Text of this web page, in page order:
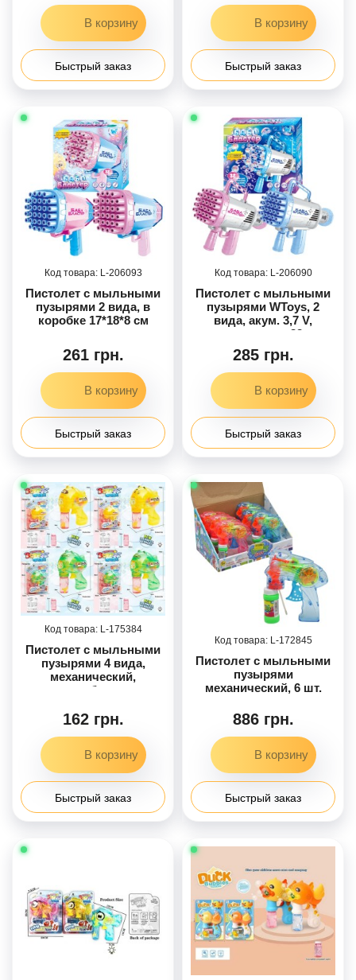
Быстрый заказ Быстрый заказ
206093
Пистолет с мыльными
пузырями 2 вида, в
коробке 17*18*8 см
261 грн.
Быстрый заказ
206090
Пистолет с мыльными
пузырями WToys, 2
вида, акум. 3,7 V,
подсветка, 32
отверстия, мыльный
раствор, в коробке
285 грн.
Быстрый заказ
175384
Пистолет с мыльными
пузырями 4 вида,
механический,
подсветка, бутылочка с
162 грн.
Быстрый заказ
172845
Пистолет с мыльными
пузырями
механический, 6 шт.
886 грн.
Быстрый заказ